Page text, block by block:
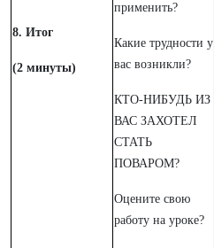
8. Итог
(2 минуты)
применить?
Какие трудности у
вас возникли?
КТО-НИБУДЬ ИЗ
ВАС ЗАХОТЕЛ
СТАТЬ
ПОВАРОМ?
Оцените свою
работу на уроке?